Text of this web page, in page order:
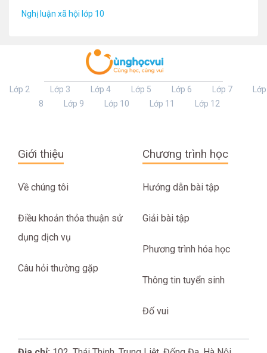
Nghị luận xã hội lớp 10
Lớp 2 Lớp 3 Lớp 4 Lớp 5 Lớp 6 Lớp 7
Lớp
8
Lớp 9 Lớp 10 Lớp 11 Lớp 12
Giới thiệu
Về chúng tôi
Điều khoản thỏa thuận sử
dụng dịch vụ
Câu hỏi thường gặp
Chương trình học
Hướng dẫn bài tập
Giải bài tập
Phương trình hóa học
Thông tin tuyển sinh
Đố vui